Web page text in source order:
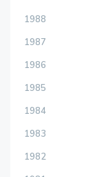
1988
1987
1986
1985
1984
1983
1982